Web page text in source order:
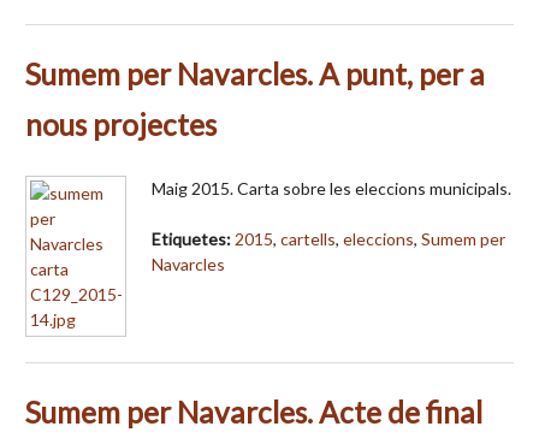
Sumem per Navarcles. A punt, per a
nous projectes
Maig 2015. Carta sobre les eleccions municipals.
Etiquetes: 2015, cartells, eleccions, Sumem per
Navarcles
Sumem per Navarcles. Acte de final